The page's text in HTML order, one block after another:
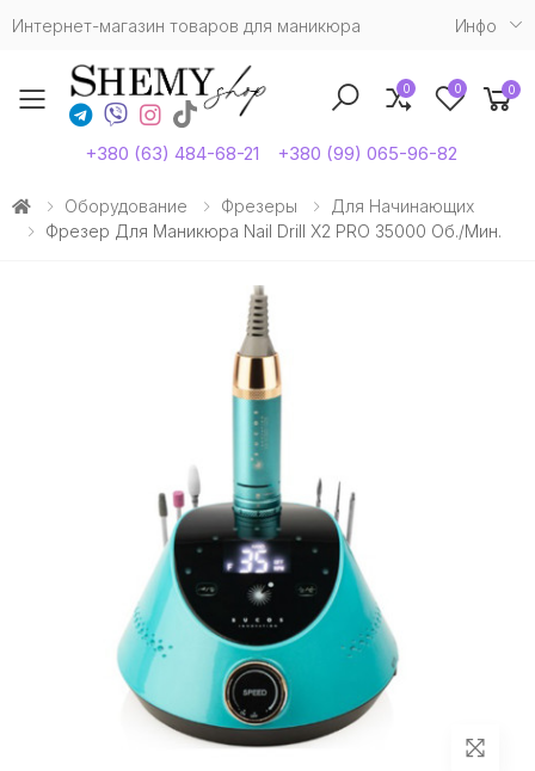
Интернет-магазин товаров для маникюра Инфо
Toggle mobile menu
+380 (63) 484-68-21 +380 (99) 065-96-82
0 0 0
Оборудование Фрезеры
Для Начинающих
Фрезер Для Маникюра Nail Drill X2 PRO 35000 Об./мин.